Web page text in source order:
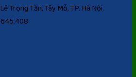
Trọng Tấn, Tây Mỗ, TP. Hà Nội.